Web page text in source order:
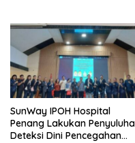
SunWay IPOH Hospital
Penang Lakukan
Deteksi Dini Pencegahan